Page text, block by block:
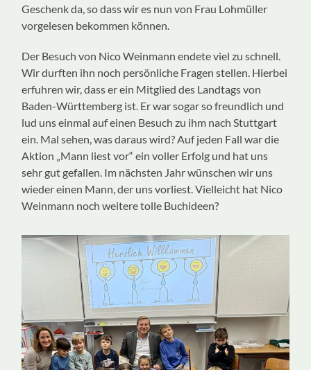
Geschenk da, so dass wir es nun von Frau Lohmüller
vorgelesen bekommen können.
Der Besuch von Nico Weinmann endete viel zu schnell.
Wir durften ihn noch persönliche Fragen stellen. Hierbei
erfuhren wir, dass er ein Mitglied des Landtags von
Baden-Württemberg ist. Er war sogar so freundlich und
lud uns einmal auf einen Besuch zu ihm nach Stuttgart
ein. Mal sehen, was daraus wird? Auf jeden Fall war die
Aktion „Mann liest vor“ ein voller Erfolg und hat uns
sehr gut gefallen. Im nächsten Jahr wünschen wir uns
wieder einen Mann, der uns vorliest. Vielleicht hat Nico
Weinmann noch weitere tolle Buchideen?